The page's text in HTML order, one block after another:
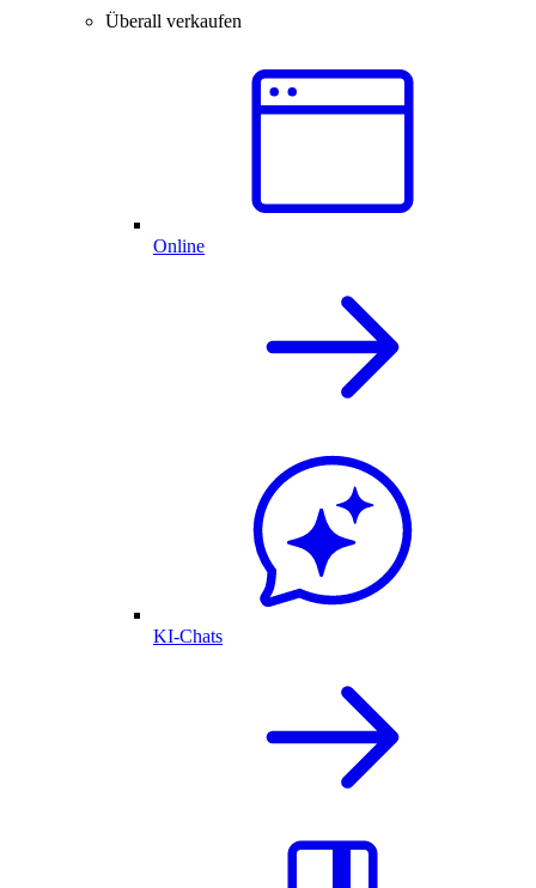
Überall verkaufen
Online
KI-Chats